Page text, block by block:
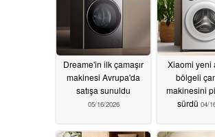
Dreame'in ilk çamaşır
makinesi Avrupa'da
satışa sunuldu
05/16/2026
Xiaomi yeni
bölgeli
makinesini
sürdü 04/